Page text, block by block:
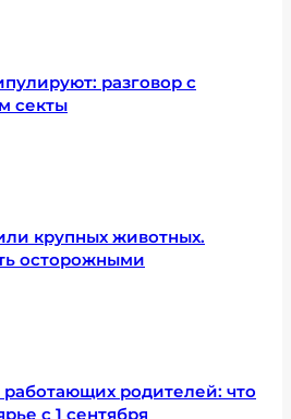
разговор с
секты
крупных животных.
осторожными
родителей: что
с 1 сентября